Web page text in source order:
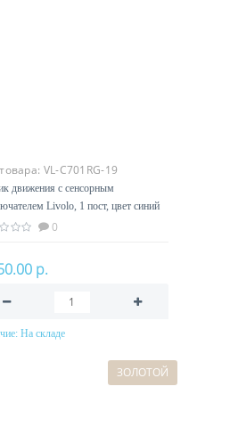
VL-C701RG-19
движения с сенсорным
Livolo, 1 пост, цвет синий
0
р.
На складе
ЗОЛОТОЙ